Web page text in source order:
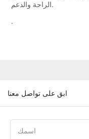
الراحة والدعم.
.
ابق على تواصل معنا
اسمك